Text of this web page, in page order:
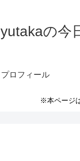
yutakaの今
プロフィール
※本ページ